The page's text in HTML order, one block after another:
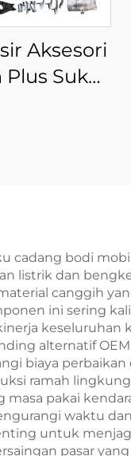
Aksesori
Plus Suku
cadang bodi
listrik dan
canggih
ini sering
keseluruhan
alternatif
biaya
ramah
masa pakai
waktu
untuk
pasar